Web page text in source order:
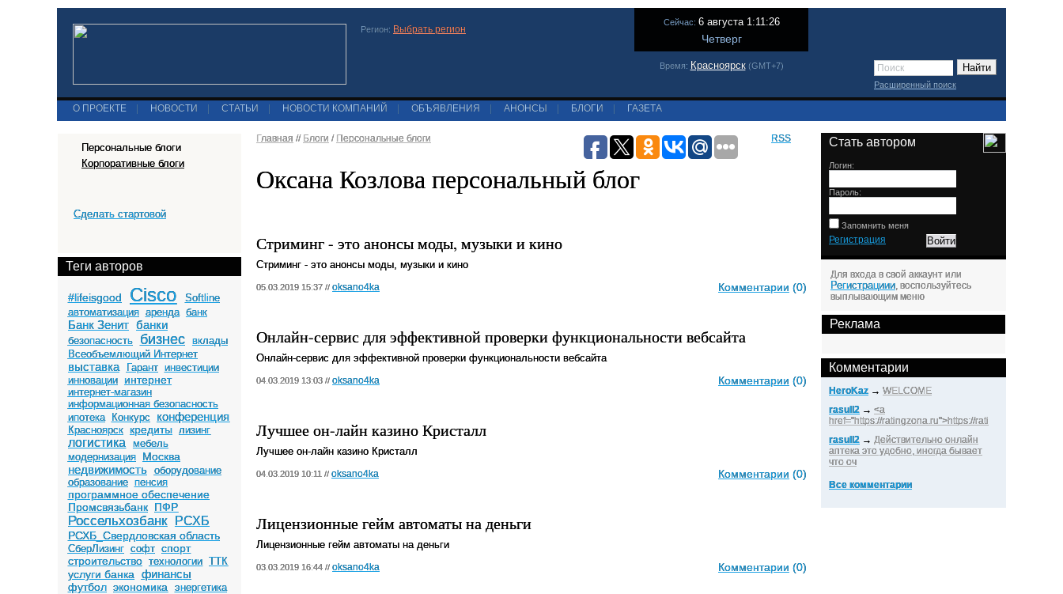
Регион: Выбрать регион
Сейчас: 6 августа 1:11:26
Четверг
Время: Красноярск(GMT+7)
Расширенный поиск
О ПРОЕКТЕ НОВОСТИ СТАТЬИ НОВОСТИ КОМПАНИЙ ОБЪЯВЛЕНИЯ АНОНСЫ БЛОГИ ГАЗЕТА
Персональные блоги
Корпоративные блоги
Сделать стартовой
Теги авторов
#lifeisgood Cisco
Softline
автоматизация аренда банк
Банк Зенит банки
безопасность бизнес
вклады
Всеобъемлющий Интернет
выставка Гарант инвестиции
инновации
интернет
интернет-магазин
информационная безопасность
ипотека
Конкурс конференция
Красноярск кредиты лизинг
логистика
мебель
модернизация
Москва
недвижимость оборудование
образование пенсия
программное обеспечение
Промсвязьбанк ПФР
Россельхозбанк РСХБ
РСХБ_Свердловская область
СберЛизинг софт спорт
строительство технологии ТТК
услуги банка финансы
футбол экономика энергетика
Главная // Блоги / Персональные блоги RSS
Оксана Козлова персональный блог
Стриминг - это анонсы моды, музыки и кино
Стриминг - это анонсы моды, музыки и кино
05.03.2019 15:37 // oksano4ka Комментарии (0)
Онлайн-сервис для эффективной проверки функциональности вебсайта
Онлайн-сервис для эффективной проверки функциональности вебсайта
04.03.2019 13:03 // oksano4ka Комментарии (0)
Лучшее он-лайн казино Кристалл
Лучшее он-лайн казино Кристалл
04.03.2019 10:11 // oksano4ka Комментарии (0)
Лицензионные гейм автоматы на деньги
Лицензионные гейм автоматы на деньги
03.03.2019 16:44 // oksano4ka Комментарии (0)
Стать автором
Логин:
Пароль:
Запомнить меня
Регистрация
Для входа в свой аккаунт или
Регистрациии , воспользуйтесь
выплывающим меню
Реклама
Комментарии
HeroKaz → WELCOME
rasull2 → <a
href="https://ratingzona.ru">https://rati
rasull2 → Действительно онлайн
аптека это удобно, иногда бывает
что оч
Все комментарии